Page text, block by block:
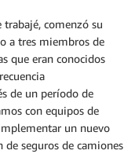
comenzó su
a tres miembros de
que eran conocidos
de un período de
con equipos de
un nuevo
seguros de camiones